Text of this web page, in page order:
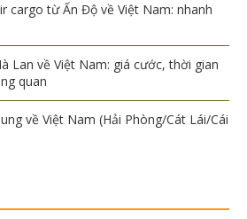
cargo từ Ấn Độ về Việt Nam: nhanh
Lan về Việt Nam: giá cước, thời gian
quan
về Việt Nam (Hải Phòng/Cát Lái/Cái